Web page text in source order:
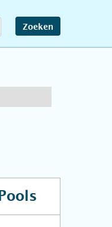
Zoeken
Pools